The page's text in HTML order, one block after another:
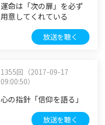
運命は「次の扉」を必ず
用意してくれている
放送を聴く
1355回（2017-09-17
09:00:50）
心の指針「信仰を語る」
放送を聴く